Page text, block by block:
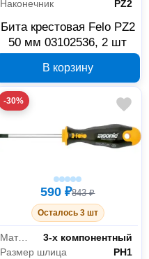
Наконечник
PZ2
Бита крестовая Felo PZ2
50 мм 03102536, 2 шт
В корзину
-30%
590 ₽843 ₽
Осталось 3 шт
Материал рукояти
3-х компонентный
Размер шлица
PH1